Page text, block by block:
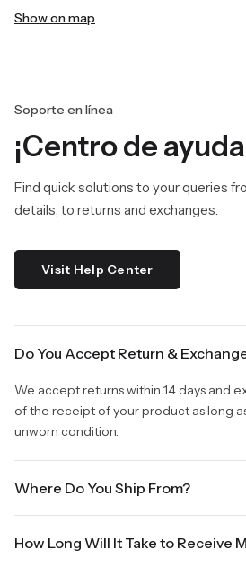
Show on map
Soporte en línea
¡Centro de
Find quick solutions to your queries
details, to returns and exchanges.
Visit Help Center
Do You Accept Return &
We accept returns within 14 days and
of the receipt of your product as long
unworn condition.
Where Do You Ship From?
How Long Will It Take to Receive